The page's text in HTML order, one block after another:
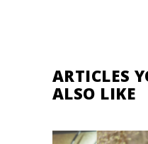
ARTICLES
ALSO LIKE